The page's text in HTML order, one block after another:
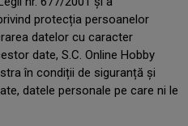
protecția persoanelor
datelor cu caracter
date, S.C. Online Hobby
în condiții de siguranță și
datele personale pe care ni le